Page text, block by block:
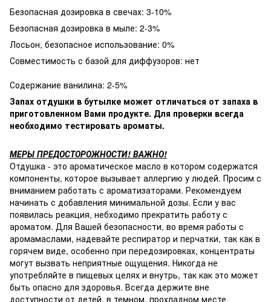
Безопасная дозировка в свечах: 3-10%
Безопасная дозировка в мыле: 2-3%
Лосьон, безопасное использование: 0%
Совместимость с базой для диффузоров: нет
Содержание ванилина: 2-5%
Запах отдушки в бутылке может отличаться от запаха в
приготовленном Вами продукте. Для проверки всегда
необходимо тестировать ароматы.
МЕРЫ ПРЕДОСТОРОЖНОСТИ! ВАЖНО!
Отдушка - это ароматическое масло в котором содержатся
компоненты, которое вызывает аллергию у людей. Просим с
вниманием работать с ароматизаторами. Рекомендуем
начинать с добавления минимальной дозы. Если у вас
появилась реакция, небходимо прекратить работу с
ароматом. Для Вашей безопасности, во время работы с
аромамаслами, надевайте респиратор и перчатки, так как в
горячем виде, особенно при передозировках, концентраты
могут вызвать неприятные ощущения. Никогда не
употребляйте в пищевых целях и внутрь, так как это может
быть опасно для здоровья. Всегда держите вне
доступности от детей, в темном, прохладном месте.